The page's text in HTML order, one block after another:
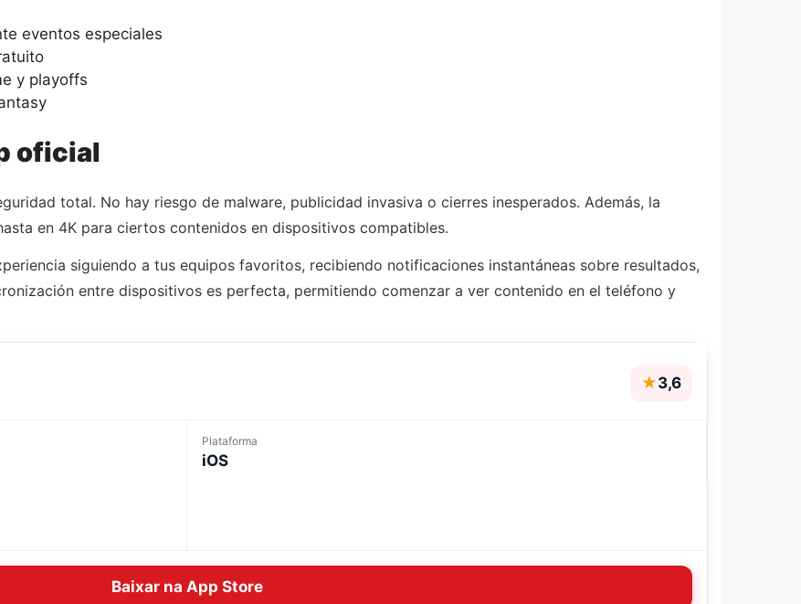
eventos especiales
y playoffs
oficial
total. No hay riesgo de malware, publicidad invasiva o cierres inesperados. Además, la
en 4K para ciertos contenidos en dispositivos compatibles.
siguiendo a tus equipos favoritos, recibiendo notificaciones instantáneas sobre resultados,
entre dispositivos es perfecta, permitiendo comenzar a ver contenido en el teléfono y
★3,6
Plataforma
iOS
Baixar na App Store